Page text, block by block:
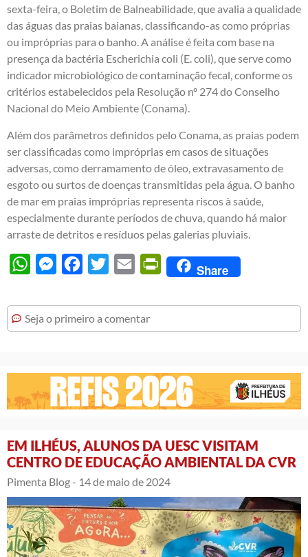
sexta-feira, o Boletim de Balneabilidade, que avalia a qualidade
das águas das praias baianas, classificando-as como próprias
ou impróprias para o banho. A análise é feita com base na
presença da bactéria Escherichia coli (E. coli), que serve como
indicador microbiológico de contaminação fecal, conforme os
critérios estabelecidos pela Resolução nº 274 do Conselho
Nacional do Meio Ambiente (Conama).
Além dos parâmetros definidos pelo Conama, as praias podem
ser classificadas como impróprias em casos de situações
adversas, como derramamento de óleo, extravasamento de
esgoto ou surtos de doenças transmitidas pela água. O banho
de mar em praias impróprias representa riscos à saúde,
especialmente durante períodos de chuva, quando há maior
arraste de detritos e resíduos pelas galerias pluviais.
WhatsAppMessengerFacebook
Twitter Email PrintFriendly
Share
Seja o primeiro a comentar
EM ILHÉUS, ALUNOS DA UESC VISITAM
CENTRO DE EDUCAÇÃO AMBIENTAL DA CVR
Pimenta Blog - 14 de maio de 2024